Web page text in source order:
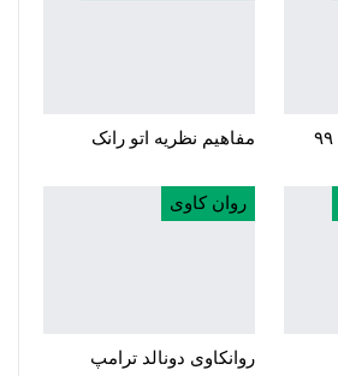
مفاهیم نظریه اتو رانک
روان کاوی
روانکاوی دونالد ترامپ